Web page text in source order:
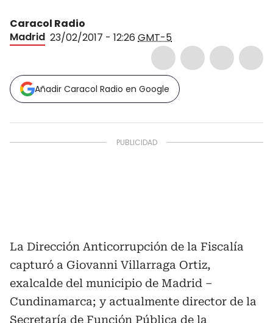
Caracol Radio
Madrid 23/02/2017 - 12:26 GMT-5
Añadir Caracol Radio en Google
La Dirección Anticorrupción de la Fiscalía
capturó a Giovanni Villarraga Ortiz,
exalcalde del municipio de Madrid –
Cundinamarca; y actualmente director de la
Secretaría de Función Pública de la